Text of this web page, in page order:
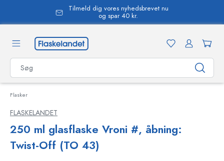
Tilmeld dig vores nyhedsbrevet nu
og spar 40 kr.
Flasker
FLASKELANDET
250 ml glasflaske Vroni #, åbning:
Twist-Off (TO 43)